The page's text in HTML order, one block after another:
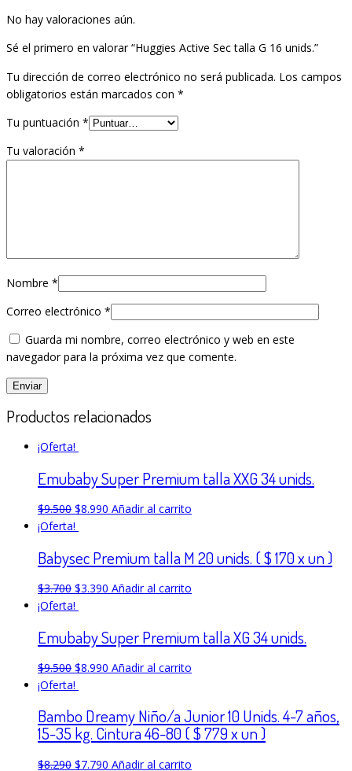
No hay valoraciones aún.
Sé el primero en valorar “Huggies Active Sec talla G 16 unids.”
Tu dirección de correo electrónico no será publicada. Los campos
obligatorios están marcados con *
Tu puntuación *
Tu valoración *
Nombre *
Correo electrónico *
Guarda mi nombre, correo electrónico y web en este
navegador para la próxima vez que comente.
Productos relacionados
¡Oferta!
Emubaby Super Premium talla XXG 34 unids.
$9.500 $8.990 Añadir al carrito
¡Oferta!
Babysec Premium talla M 20 unids. ( $ 170 x un )
$3.700 $3.390 Añadir al carrito
¡Oferta!
Emubaby Super Premium talla XG 34 unids.
$9.500 $8.990 Añadir al carrito
¡Oferta!
Bambo Dreamy Niño/a Junior 10 Unids. 4-7 años,
15-35 kg. Cintura 46-80 ( $ 779 x un )
$8.290 $7.790 Añadir al carrito